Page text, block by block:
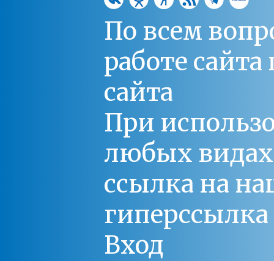
По всем
работе
сайта
При
любых
ссылка на
Вход